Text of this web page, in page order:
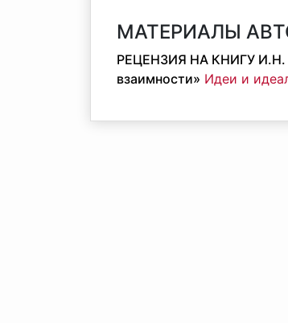
МАТЕРИАЛЫ
РЕЦЕНЗИЯ НА КНИГУ И.Н.
взаимности» Идеи и